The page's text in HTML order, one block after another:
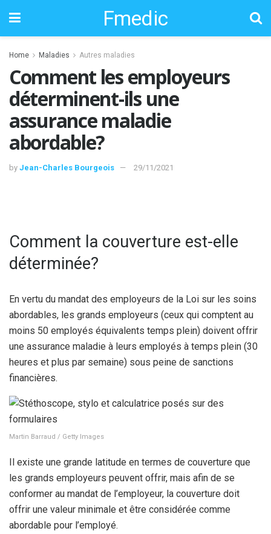
Fmedic
Home Maladies Autres maladies
Comment les employeurs
déterminent-ils une
assurance maladie
abordable?
by Jean-Charles Bourgeois 29/11/2021
Comment la couverture est-elle
déterminée?
En vertu du mandat des employeurs de la Loi sur les soins
abordables, les grands employeurs (ceux qui comptent au
moins 50 employés équivalents temps plein) doivent offrir
une assurance maladie à leurs employés à temps plein (30
heures et plus par semaine) sous peine de sanctions
financières.
Martin Barraud / Getty Images
Il existe une grande latitude en termes de couverture que
les grands employeurs peuvent offrir, mais afin de se
conformer au mandat de l’employeur, la couverture doit
offrir une valeur minimale et être considérée comme
abordable pour l’employé.